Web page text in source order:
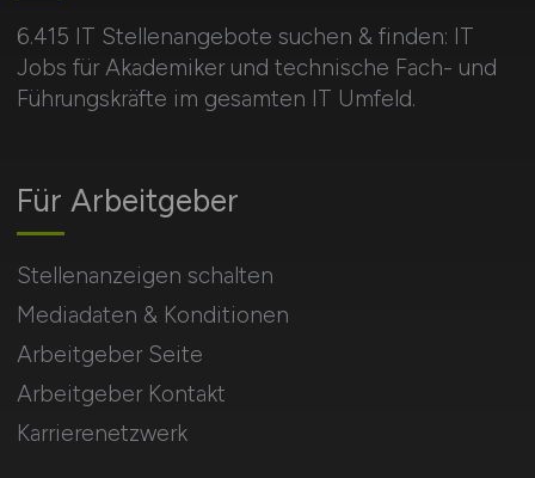
6.415 IT Stellenangebote suchen & finden: IT
Jobs für Akademiker und technische Fach- und
Führungskräfte im gesamten IT Umfeld.
Für Arbeitgeber
Stellenanzeigen schalten
Mediadaten & Konditionen
Arbeitgeber Seite
Arbeitgeber Kontakt
Karrierenetzwerk